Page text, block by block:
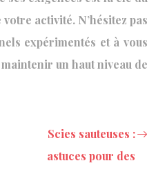
activité. N’hésitez pas
expérimentés et à vous
un haut niveau de
Scies sauteuses :
astuces pour des